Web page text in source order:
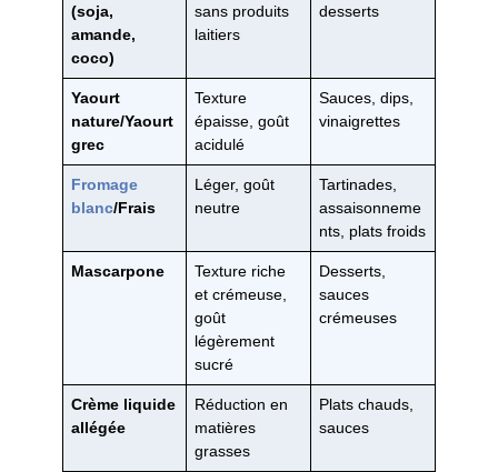
(soja,
amande,
coco)
sans produits
laitiers
desserts
Yaourt
nature/Yaourt
grec
Texture
épaisse, goût
acidulé
Sauces, dips,
vinaigrettes
Fromage
blanc/Frais
Léger, goût
neutre
Tartinades,
assaisonneme
nts, plats froids
Mascarpone
Texture riche
et crémeuse,
goût
légèrement
sucré
Desserts,
sauces
crémeuses
Crème liquide
allégée
Réduction en
matières
grasses
Plats chauds,
sauces